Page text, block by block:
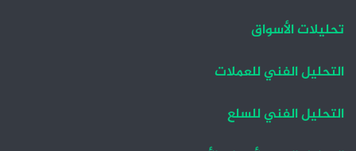
تحليلات الأسواق
التحليل الفني للعملات
التحليل الفني للسلع